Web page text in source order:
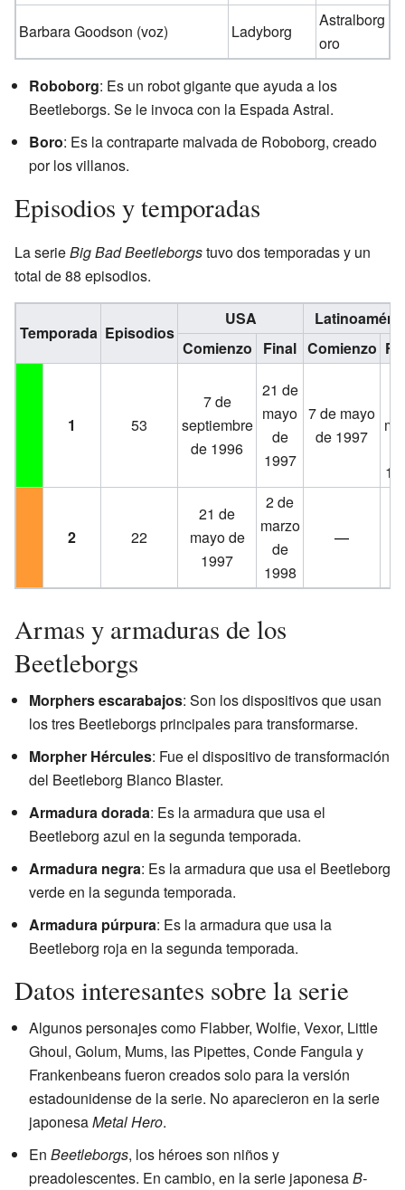
Barbara Goodson (voz)
Ladyborg
Astralborg
oro
Roboborg: Es un robot gigante que ayuda a los
Beetleborgs. Se le invoca con la Espada Astral.
Boro: Es la contraparte malvada de Roboborg, creado
por los villanos.
Episodios y temporadas
La serieBig Bad Beetleborgstuvo dos temporadas y un
total de 88 episodios.
Temporada Episodios
USA
Comienzo
Final Comienzo
1 53
7 de
septiembre
de 1996
21 de
mayo
de
1997
7 de mayo
de 1997
2 22
21 de
mayo de
1997
2 de
marzo
de
1998
—
Armas y armaduras de los
Beetleborgs
Morphers escarabajos: Son los dispositivos que usan
los tres Beetleborgs principales para transformarse.
Morpher Hércules: Fue el dispositivo de transformación
del Beetleborg Blanco Blaster.
Armadura dorada: Es la armadura que usa el
Beetleborg azul en la segunda temporada.
Armadura negra: Es la armadura que usa el Beetleborg
verde en la segunda temporada.
Armadura púrpura: Es la armadura que usa la
Beetleborg roja en la segunda temporada.
Datos interesantes sobre la serie
Algunos personajes como Flabber, Wolfie, Vexor, Little
Ghoul, Golum, Mums, las Pipettes, Conde Fangula y
Frankenbeans fueron creados solo para la versión
estadounidense de la serie. No aparecieron en la serie
japonesaMetal Hero.
En Beetleborgs, los héroes son niños y
preadolescentes. En cambio, en la serie japonesaB-